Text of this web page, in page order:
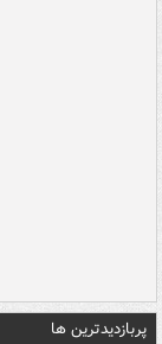
پربازدیدترین ها